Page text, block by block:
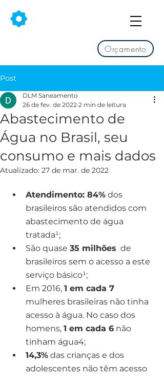
Orçamento
Post
Abastecimento de
Água no Brasil, seu
consumo e mais dados
DLM Saneamento
26 de fev. de 2022 2 min de leitura
Atualizado: 27 de mar. de 2022
Atendimento: 84% dos
brasileiros são atendidos com
abastecimento de água
tratada¹;
São quase 35 milhões
  de
brasileiros sem o acesso a este
serviço básico¹;
Em 2016, 1 em cada 7
mulheres brasileiras não tinha
acesso à água. No caso dos
homens, 1 em cada 6 não
tinham água4;
14,3% das crianças e dos
adolescentes não têm acesso